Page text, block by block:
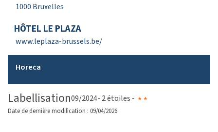
1000 Bruxelles
HÔTEL LE PLAZA
www.leplaza-brussels.be/
Horeca
Labellisation09/2024- 2 étoiles -
Date de dernière modification : 09/04/2026